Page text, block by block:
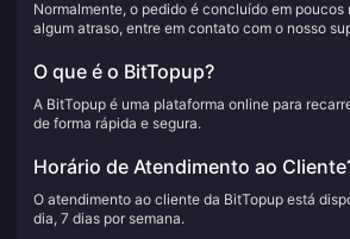
Normalmente, o pedido é concluído em poucos
algum atraso, entre em contato com o nosso
O que é o BitTopup?
A BitTopup é uma plataforma online para
de forma rápida e segura.
Horário de Atendimento ao
O atendimento ao cliente da BitTopup está
dia, 7 dias por semana.